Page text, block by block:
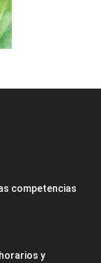
competencias
y